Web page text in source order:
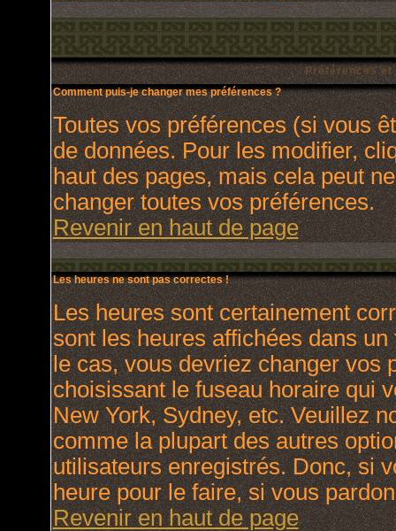
Préférences
Comment puis-je changer mes préférences ?
Toutes vos préférences (si vous
de données. Pour les modifier,
haut des pages, mais cela peut
changer toutes vos préférences.
Revenir en haut de page
Les heures ne sont pas correctes !
Les heures sont certainement
sont les heures affichées dans
le cas, vous devriez changer vos
choisissant le fuseau horaire qui
New York, Sydney, etc. Veuillez
comme la plupart des autres
utilisateurs enregistrés. Donc, si
heure pour le faire, si vous
Revenir en haut de page